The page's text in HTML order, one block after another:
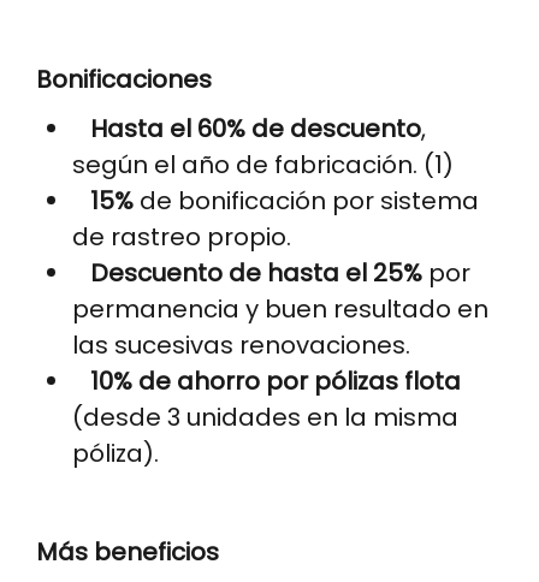
Bonificaciones
Hasta el 60% de descuento,
según el año de fabricación. (1)
15% de bonificación por sistema
de rastreo propio.
Descuento de hasta el 25% por
permanencia y buen resultado en
las sucesivas renovaciones.
10% de ahorro por pólizas flota
(desde 3 unidades en la misma
póliza).
Más beneficios